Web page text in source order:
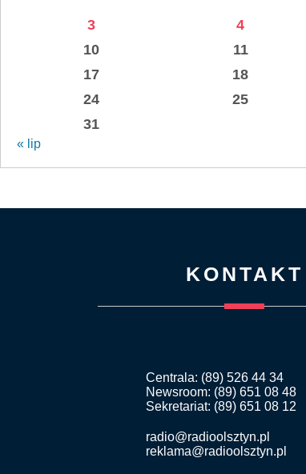
3
4
10
11
17
18
24
25
31
« lip
KONTAKT
Centrala: (89) 526 44 34
Newsroom: (89) 651 08 48
Sekretariat: (89) 651 08 12
radio@radioolsztyn.pl
reklama@radioolsztyn.pl